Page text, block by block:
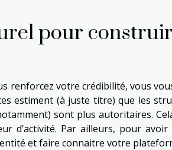
pour
renforcez votre crédibilité, vous
estiment (à juste titre) que les
sont plus autoritaires.
d’activité. Par ailleurs, pour
et faire connaitre votre